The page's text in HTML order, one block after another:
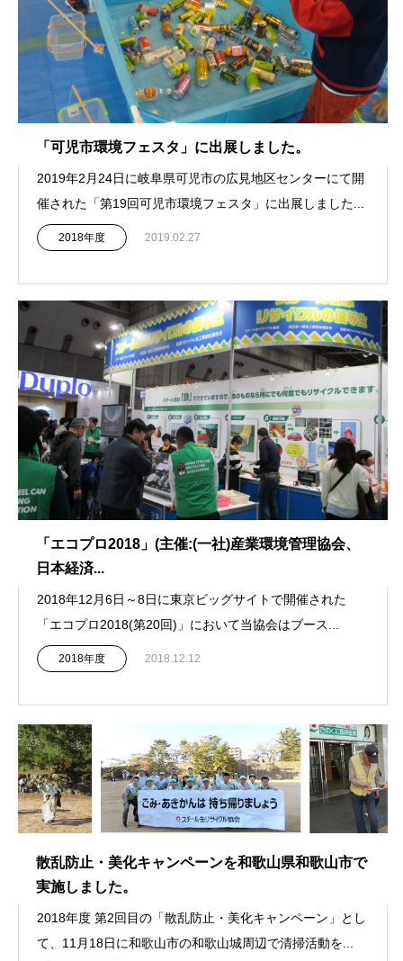
「可児市環境フェスタ」に出展しました。
2019年2月24日に岐阜県可児市の広見地区センターにて開
催された「第19回可児市環境フェスタ」に出展しました...
2018年度 2019.02.27
「エコプロ2018」(主催:(一社)産業環境管理協会、
日本経済...
2018年12月6日～8日に東京ビッグサイトで開催された
「エコプロ2018(第20回)」において当協会はブース...
2018年度 2018.12.12
散乱防止・美化キャンペーンを和歌山県和歌山市で
実施しました。
2018年度 第2回目の「散乱防止・美化キャンペーン」とし
て、11月18日に和歌山市の和歌山城周辺で清掃活動を...